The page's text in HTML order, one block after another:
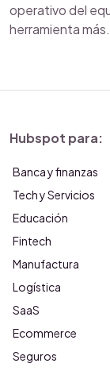
operativo del
herramienta más.
Hubspot para:
Banca y finanzas
Tech y Servicios
Educación
Fintech
Manufactura
Logística
SaaS
Ecommerce
Seguros